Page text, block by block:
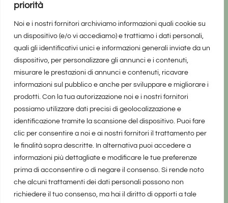
priorità
Noi e i nostri fornitori archiviamo informazioni quali cookie su
un dispositivo (e/o vi accediamo) e trattiamo i dati personali,
quali gli identificativi unici e informazioni generali inviate da un
dispositivo, per personalizzare gli annunci e i contenuti,
misurare le prestazioni di annunci e contenuti, ricavare
informazioni sul pubblico e anche per sviluppare e migliorare i
prodotti. Con la tua autorizzazione noi e i nostri fornitori
possiamo utilizzare dati precisi di geolocalizzazione e
identificazione tramite la scansione del dispositivo. Puoi fare
clic per consentire a noi e ai nostri fornitori il trattamento per
le finalità sopra descritte. In alternativa puoi accedere a
informazioni più dettagliate e modificare le tue preferenze
prima di acconsentire o di negare il consenso. Si rende noto
che alcuni trattamenti dei dati personali possono non
richiedere il tuo consenso, ma hai il diritto di opporti a tale